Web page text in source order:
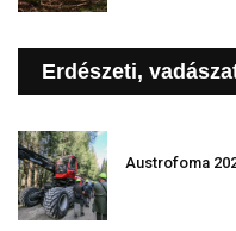
Erdészeti,
Austrofoma